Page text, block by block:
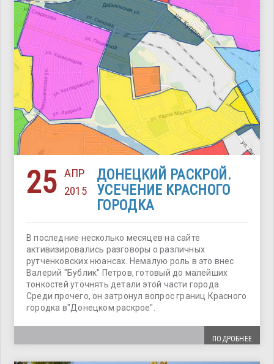
25 АПР
2015
ДОНЕЦКИЙ РАСКРОЙ.
УСЕЧЕНИЕ КРАСНОГО
ГОРОДКА
В последние несколько месяцев на сайте
активизировались разговоры о различных
рутченковских нюансах. Немалую роль в это внес
Валерий "Бублик" Петров, готовый до малейших
тонкостей уточнять детали этой части города.
Среди прочего, он затронул вопрос границ Красного
городка в"Донецком раскрое".
ПОДРОБНЕЕ